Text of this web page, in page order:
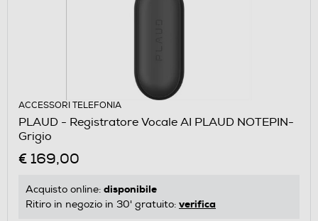
ACCESSORI TELEFONIA
PLAUD - Registratore Vocale AI PLAUD NOTEPIN-
Grigio
€ 169,00
Acquisto online: disponibile
Ritiro in negozio in 30' gratuito: verifica